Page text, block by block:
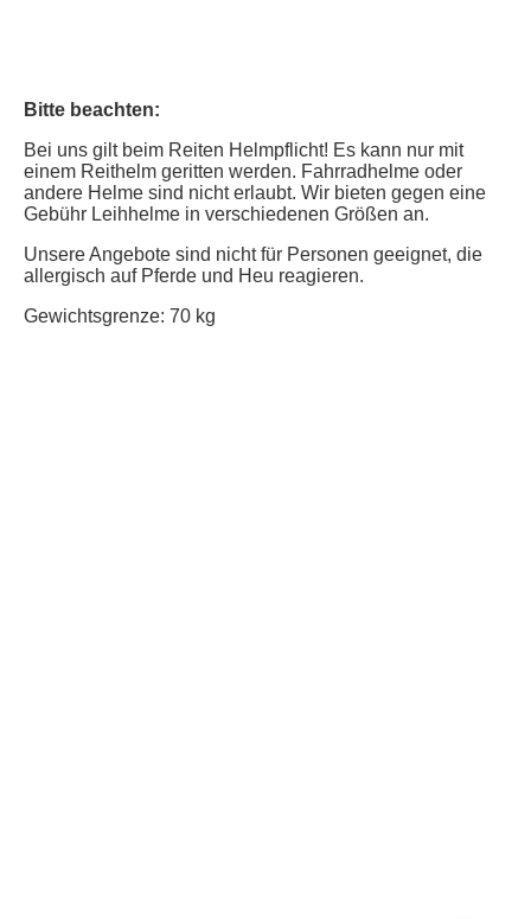
Bitte beachten:
Bei uns gilt beim Reiten Helmpflicht! Es kann nur mit
einem Reithelm geritten werden. Fahrradhelme oder
andere Helme sind nicht erlaubt. Wir bieten gegen eine
Gebühr Leihhelme in verschiedenen Größen an.
Unsere Angebote sind nicht für Personen geeignet, die
allergisch auf Pferde und Heu reagieren.
Gewichtsgrenze: 70 kg